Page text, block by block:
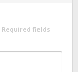
Required fields